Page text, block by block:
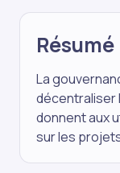
Résumé
La
décentraliser
donnent aux
sur les